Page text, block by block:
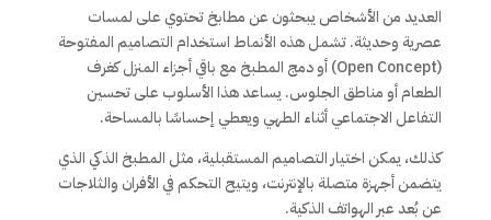
العديد من الأشخاص يبحثون عن مطابخ تحتوي على لمسات
عصرية وحديثة. تشمل هذه الأنماط استخدام التصاميم المفتوحة
(Open Concept) أو دمج المطبخ مع باقي أجزاء المنزل كغرف
الطعام أو مناطق الجلوس. يساعد هذا الأسلوب على تحسين
التفاعل الاجتماعي أثناء الطهي ويعطي إحساسًا بالمساحة.
كذلك، يمكن اختيار التصاميم المستقبلية، مثل المطبخ الذكي الذي
يتضمن أجهزة متصلة بالإنترنت، ويتيح التحكم في الأفران والثلاجات
عن بُعد عبر الهواتف الذكية.